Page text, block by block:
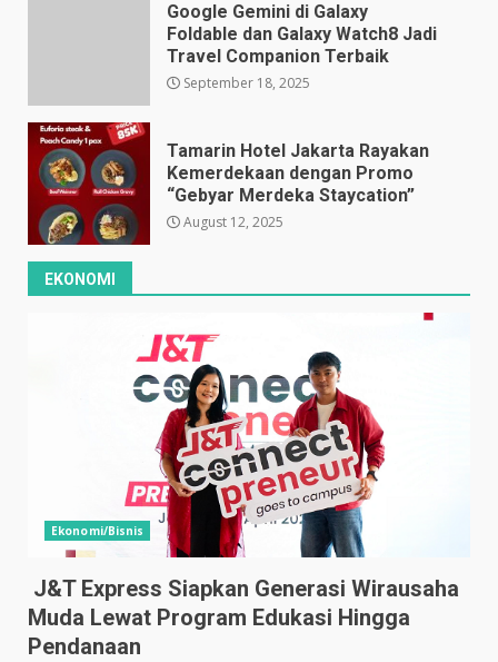
Google Gemini di Galaxy
Foldable dan Galaxy Watch8 Jadi
Travel Companion Terbaik
September 18, 2025
Tamarin Hotel Jakarta Rayakan
Kemerdekaan dengan Promo
“Gebyar Merdeka Staycation”
August 12, 2025
EKONOMI
Ekonomi/Bisnis
J&T Express Siapkan Generasi Wirausaha
Muda Lewat Program Edukasi Hingga
Pendanaan